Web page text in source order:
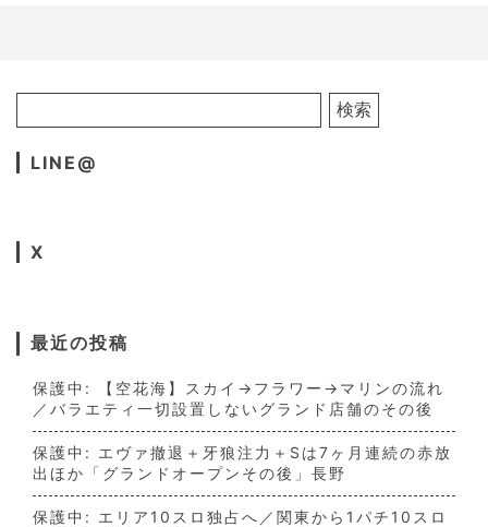
LINE@
X
最近の投稿
保護中: 【空花海】スカイ→フラワー→マリンの流れ
／バラエティ一切設置しないグランド店舗のその後
保護中: エヴァ撤退＋牙狼注力＋Sは7ヶ月連続の赤放
出ほか「グランドオープンその後」長野
保護中: エリア10スロ独占へ／関東から1パチ10スロ